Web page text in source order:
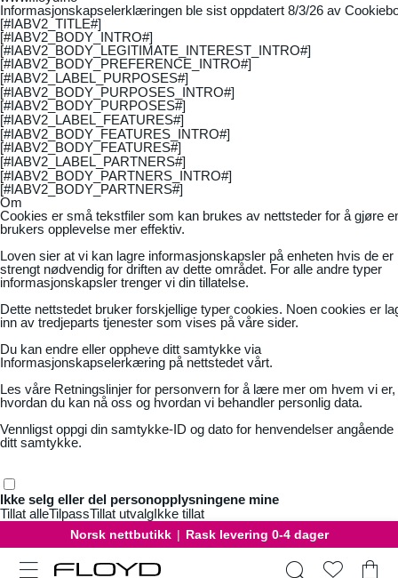
Informasjonskapselerklæringen ble sist oppdatert 8/3/26 av
[#IABV2_TITLE#]
[#IABV2_BODY_INTRO#]
[#IABV2_BODY_LEGITIMATE_INTEREST_INTRO#]
[#IABV2_BODY_PREFERENCE_INTRO#]
[#IABV2_LABEL_PURPOSES#]
[#IABV2_BODY_PURPOSES_INTRO#]
[#IABV2_BODY_PURPOSES#]
[#IABV2_LABEL_FEATURES#]
[#IABV2_BODY_FEATURES_INTRO#]
[#IABV2_BODY_FEATURES#]
[#IABV2_LABEL_PARTNERS#]
[#IABV2_BODY_PARTNERS_INTRO#]
[#IABV2_BODY_PARTNERS#]
Om
Cookies er små tekstfiler som kan brukes av nettsteder for å gjøre
brukers opplevelse mer effektiv.
Loven sier at vi kan lagre informasjonskapsler på enheten hvis de er
strengt nødvendig for driften av dette området. For alle andre typer
informasjonskapsler trenger vi din tillatelse.
Dette nettstedet bruker forskjellige typer cookies. Noen cookies er
inn av tredjeparts tjenester som vises på våre sider.
Du kan endre eller oppheve ditt samtykke via
Informasjonskapselerkæring på nettstedet vårt.
Les våre Retningslinjer for personvern for å lære mer om hvem vi er,
hvordan du kan nå oss og hvordan vi behandler personlig data.
Vennligst oppgi din samtykke-ID og dato for henvendelser angående
ditt samtykke.
Ikke selg eller del personopplysningene mine
Tillat alleTilpassTillat utvalgIkke tillat
Norsk nettbutikk | Rask levering 0-4 dager